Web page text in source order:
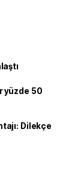
yüzde 50
Dilekçe